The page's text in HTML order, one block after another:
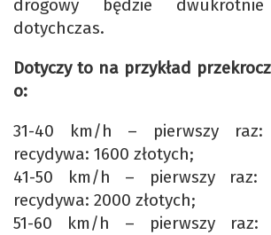
drogowy będzie
dotychczas.
Dotyczy to na przykład
o:
31-40 km/h – pierwszy raz:
recydywa: 1600 złotych;
41-50 km/h – pierwszy raz:
recydywa: 2000 złotych;
51-60 km/h – pierwszy raz: